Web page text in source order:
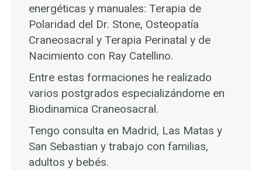
energéticas y manuales: Terapia de
Polaridad del Dr. Stone, Osteopatía
Craneosacral y Terapia Perinatal y de
Nacimiento con Ray Catellino.
Entre estas formaciones he realizado
varios postgrados especializándome en
Biodinamica Craneosacral.
Tengo consulta en Madrid, Las Matas y
San Sebastian y trabajo con familias,
adultos y bebés.